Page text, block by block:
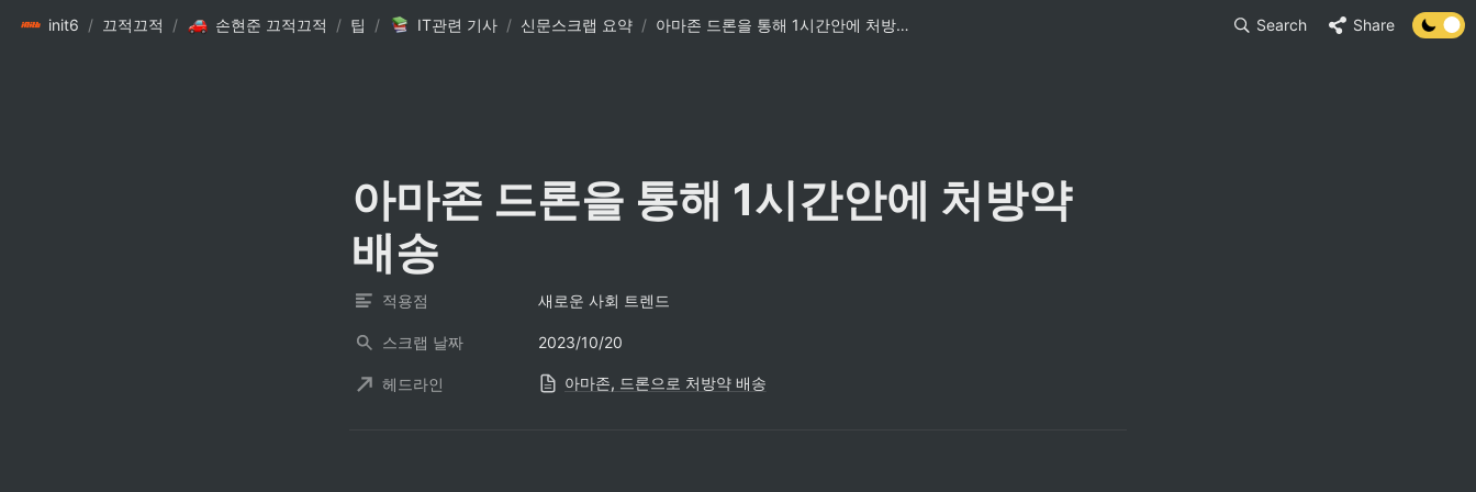
init6 / 끄적끄적 / 손현준 끄적끄적 / 팁 / IT관련 기사 / 신문스크랩 요약 / 아마존 드론을 통해 1시간안에 처방약 배송 Search Share
아마존 드론을 통해 1시간안에 처방약
배송
적용점 새로운 사회 트렌드
스크랩 날짜 2023/10/20
헤드라인 아마존, 드론으로 처방약 배송